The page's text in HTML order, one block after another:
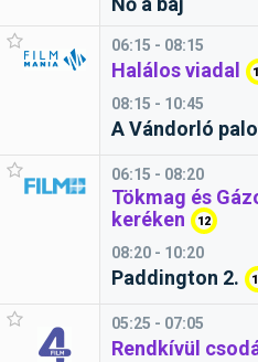
06:15 - 08:15
Halálos viadal
08:15 - 10:45
A Vándorló
06:15 - 08:20
Tökmag és
keréken
12
08:20 - 10:20
Paddington 2.
05:25 - 07:05
Rendkívül